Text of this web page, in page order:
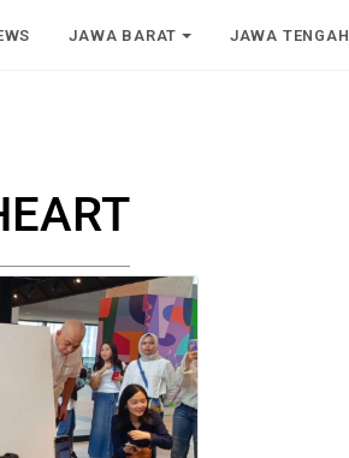
JAWA BARAT JAWA TENGAH